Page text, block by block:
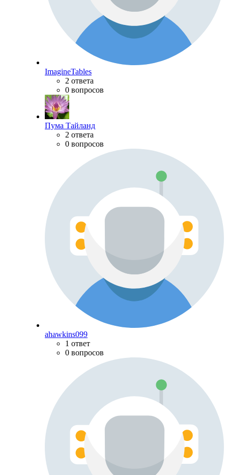
ImagineTables
2 ответа
0 вопросов
Пума Тайланд
2 ответа
0 вопросов
ahawkins099
1 ответ
0 вопросов